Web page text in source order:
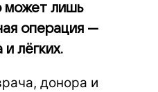
может лишь
операция —
лёгких.
донора и